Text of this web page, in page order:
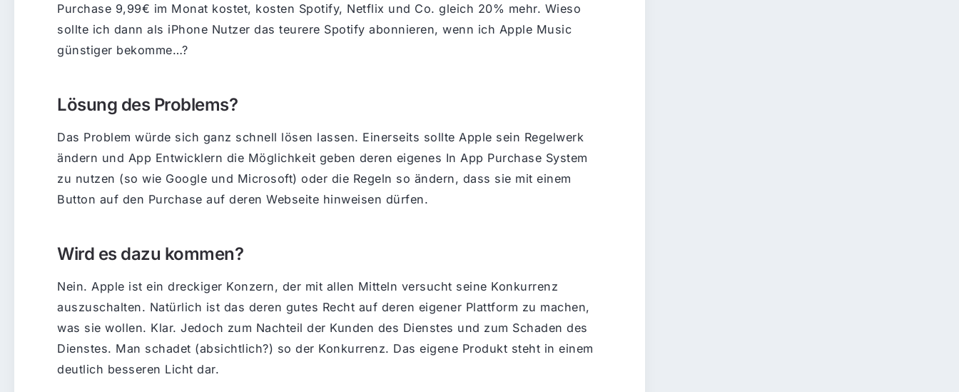
Purchase 9,99€ im Monat kostet, kosten Spotify, Netflix und Co. gleich 20% mehr. Wieso
sollte ich dann als iPhone Nutzer das teurere Spotify abonnieren, wenn ich Apple Music
günstiger bekomme…?
Lösung des Problems?
Das Problem würde sich ganz schnell lösen lassen. Einerseits sollte Apple sein Regelwerk
ändern und App Entwicklern die Möglichkeit geben deren eigenes In App Purchase System
zu nutzen (so wie Google und Microsoft) oder die Regeln so ändern, dass sie mit einem
Button auf den Purchase auf deren Webseite hinweisen dürfen.
Wird es dazu kommen?
Nein. Apple ist ein dreckiger Konzern, der mit allen Mitteln versucht seine Konkurrenz
auszuschalten. Natürlich ist das deren gutes Recht auf deren eigener Plattform zu machen,
was sie wollen. Klar. Jedoch zum Nachteil der Kunden des Dienstes und zum Schaden des
Dienstes. Man schadet (absichtlich?) so der Konkurrenz. Das eigene Produkt steht in einem
deutlich besseren Licht dar.